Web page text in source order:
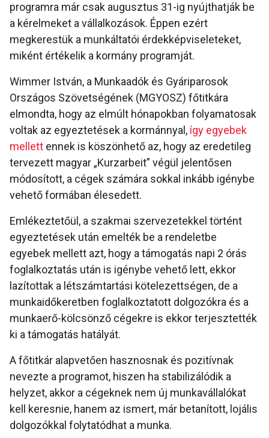
programra már csak augusztus 31-ig nyújthatják be
a kérelmeket a vállalkozások. Éppen ezért
megkerestük a munkáltatói érdekképviseleteket,
miként értékelik a kormány programját.
Wimmer István, a Munkaadók és Gyáriparosok
Országos Szövetségének (MGYOSZ) főtitkára
elmondta, hogy az elmúlt hónapokban folyamatosak
voltak az egyeztetések a kormánnyal, így egyebek
mellett ennek is köszönhető az, hogy az eredetileg
tervezett magyar „Kurzarbeit” végül jelentősen
módosított, a cégek számára sokkal inkább igénybe
vehető formában élesedett.
Emlékeztetőül, a szakmai szervezetekkel történt
egyeztetések után emelték be a rendeletbe
egyebek mellett azt, hogy a támogatás napi 2 órás
foglalkoztatás után is igénybe vehető lett, ekkor
lazítottak a létszámtartási kötelezettségen, de a
munkaidőkeretben foglalkoztatott dolgozókra és a
munkaerő-kölcsönző cégekre is ekkor terjesztették
ki a támogatás hatályát.
A főtitkár alapvetően hasznosnak és pozitívnak
nevezte a programot, hiszen ha stabilizálódik a
helyzet, akkor a cégeknek nem új munkavállalókat
kell keresnie, hanem az ismert, már betanított, lojális
dolgozókkal folytatódhat a munka.